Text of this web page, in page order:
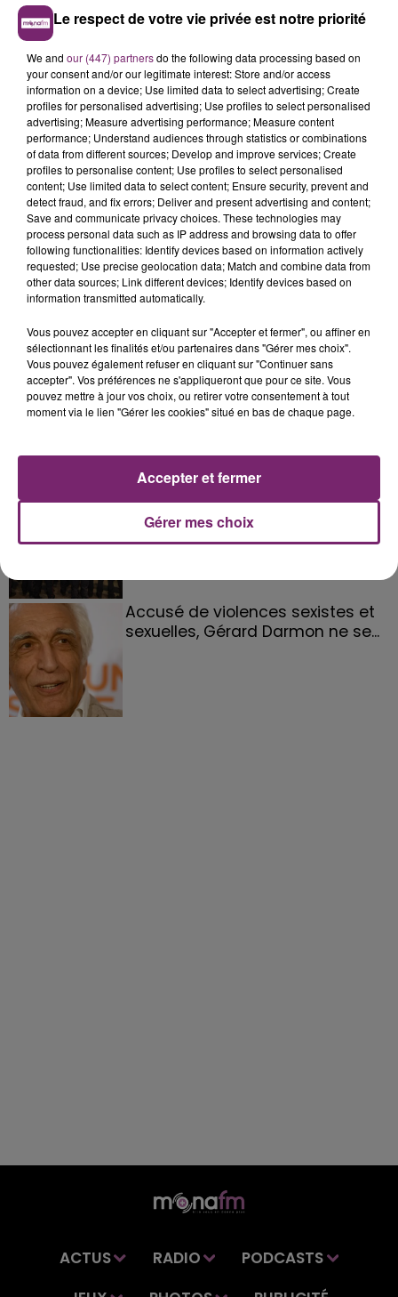
La Bulle - Guinguette éphémère
de Frelinghien !
partis hier soir pour la Gironde
Accusé de violences sexistes et
sexuelles, Gérard Darmon ne se...
ACTUS RADIO
PODCASTS
Le respect de votre vie privée est notre priorité
We and our (447) partnersdo the following data processing based on
your consent and/or our legitimate interest: Store and/or access
information on a device; Use limited data to select advertising; Create
profiles for personalised advertising; Use profiles to select personalised
advertising; Measure advertising performance; Measure content
performance; Understand audiences through statistics or combinations
of data from different sources; Develop and improve services; Create
profiles to personalise content; Use profiles to select personalised
content; Use limited data to select content; Ensure security, prevent and
detect fraud, and fix errors; Deliver and present advertising and content;
Save and communicate privacy choices. These technologies may
process personal data such as IP address and browsing data to offer
following functionalities: Identify devices based on information actively
requested; Use precise geolocation data; Match and combine data from
other data sources; Link different devices; Identify devices based on
information transmitted automatically.
Vous pouvez accepter en cliquant sur "Accepter et fermer", ou affiner en
sélectionnant les finalités et/ou partenaires dans "Gérer mes choix".
Vous pouvez également refuser en cliquant sur "Continuer sans
accepter". Vos préférences ne s'appliqueront que pour ce site. Vous
pouvez mettre à jour vos choix, ou retirer votre consentement à tout
moment via le lien "Gérer les cookies" situé en bas de chaque page.
Gérer mes choix
Accepter et fermer